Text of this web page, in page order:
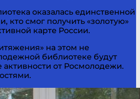
оказалась единственной
кто смог получить «золотую»
карте России.
на этом не
библиотеке будут
активности от Росмолодежи.